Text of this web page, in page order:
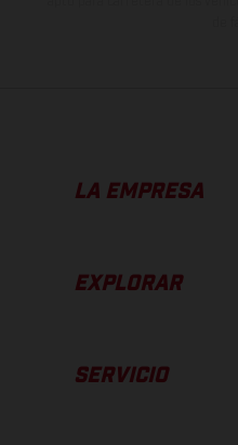
LA EMPRESA
EXPLORAR
SERVICIO